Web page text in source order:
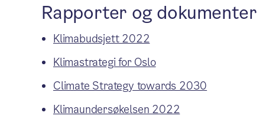
Rapporter og dokumenter
Klimabudsjett 2022
Klimastrategi for Oslo
Climate Strategy towards 2030
Klimaundersøkelsen 2022